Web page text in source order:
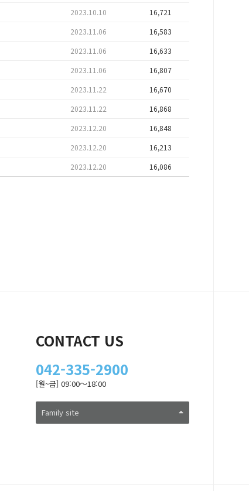
2023.10.10
16,721
2023.11.06
16,583
2023.11.06
16,633
2023.11.06
16,807
2023.11.22
16,670
2023.11.22
16,868
2023.12.20
16,848
2023.12.20
16,213
2023.12.20 16,086
CONTACT US
042-335-2900
[월~금] 09:00～18:00
Family site